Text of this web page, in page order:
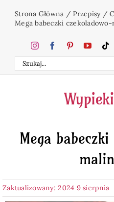
zawartości
Strona Główna /Przepisy/
Mega babeczki
Szukaj
Mega
Zaktualizowany: 2024 9 sierpnia